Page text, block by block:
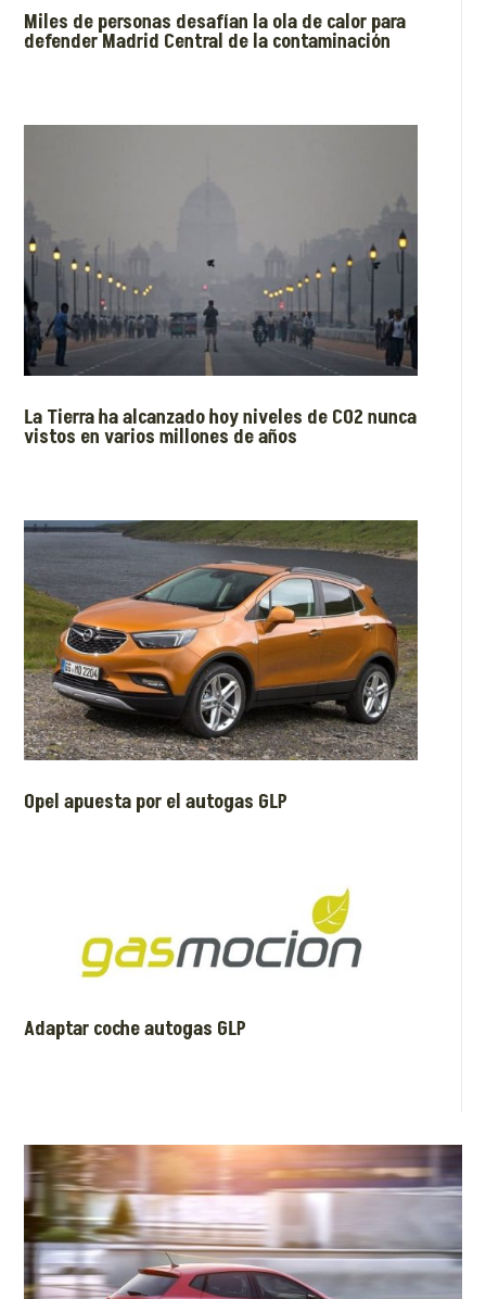
Miles de personas desafían la ola de calor para
defender Madrid Central de la contaminación
La Tierra ha alcanzado hoy niveles de CO2 nunca
vistos en varios millones de años
Opel apuesta por el autogas GLP
Adaptar coche autogas GLP